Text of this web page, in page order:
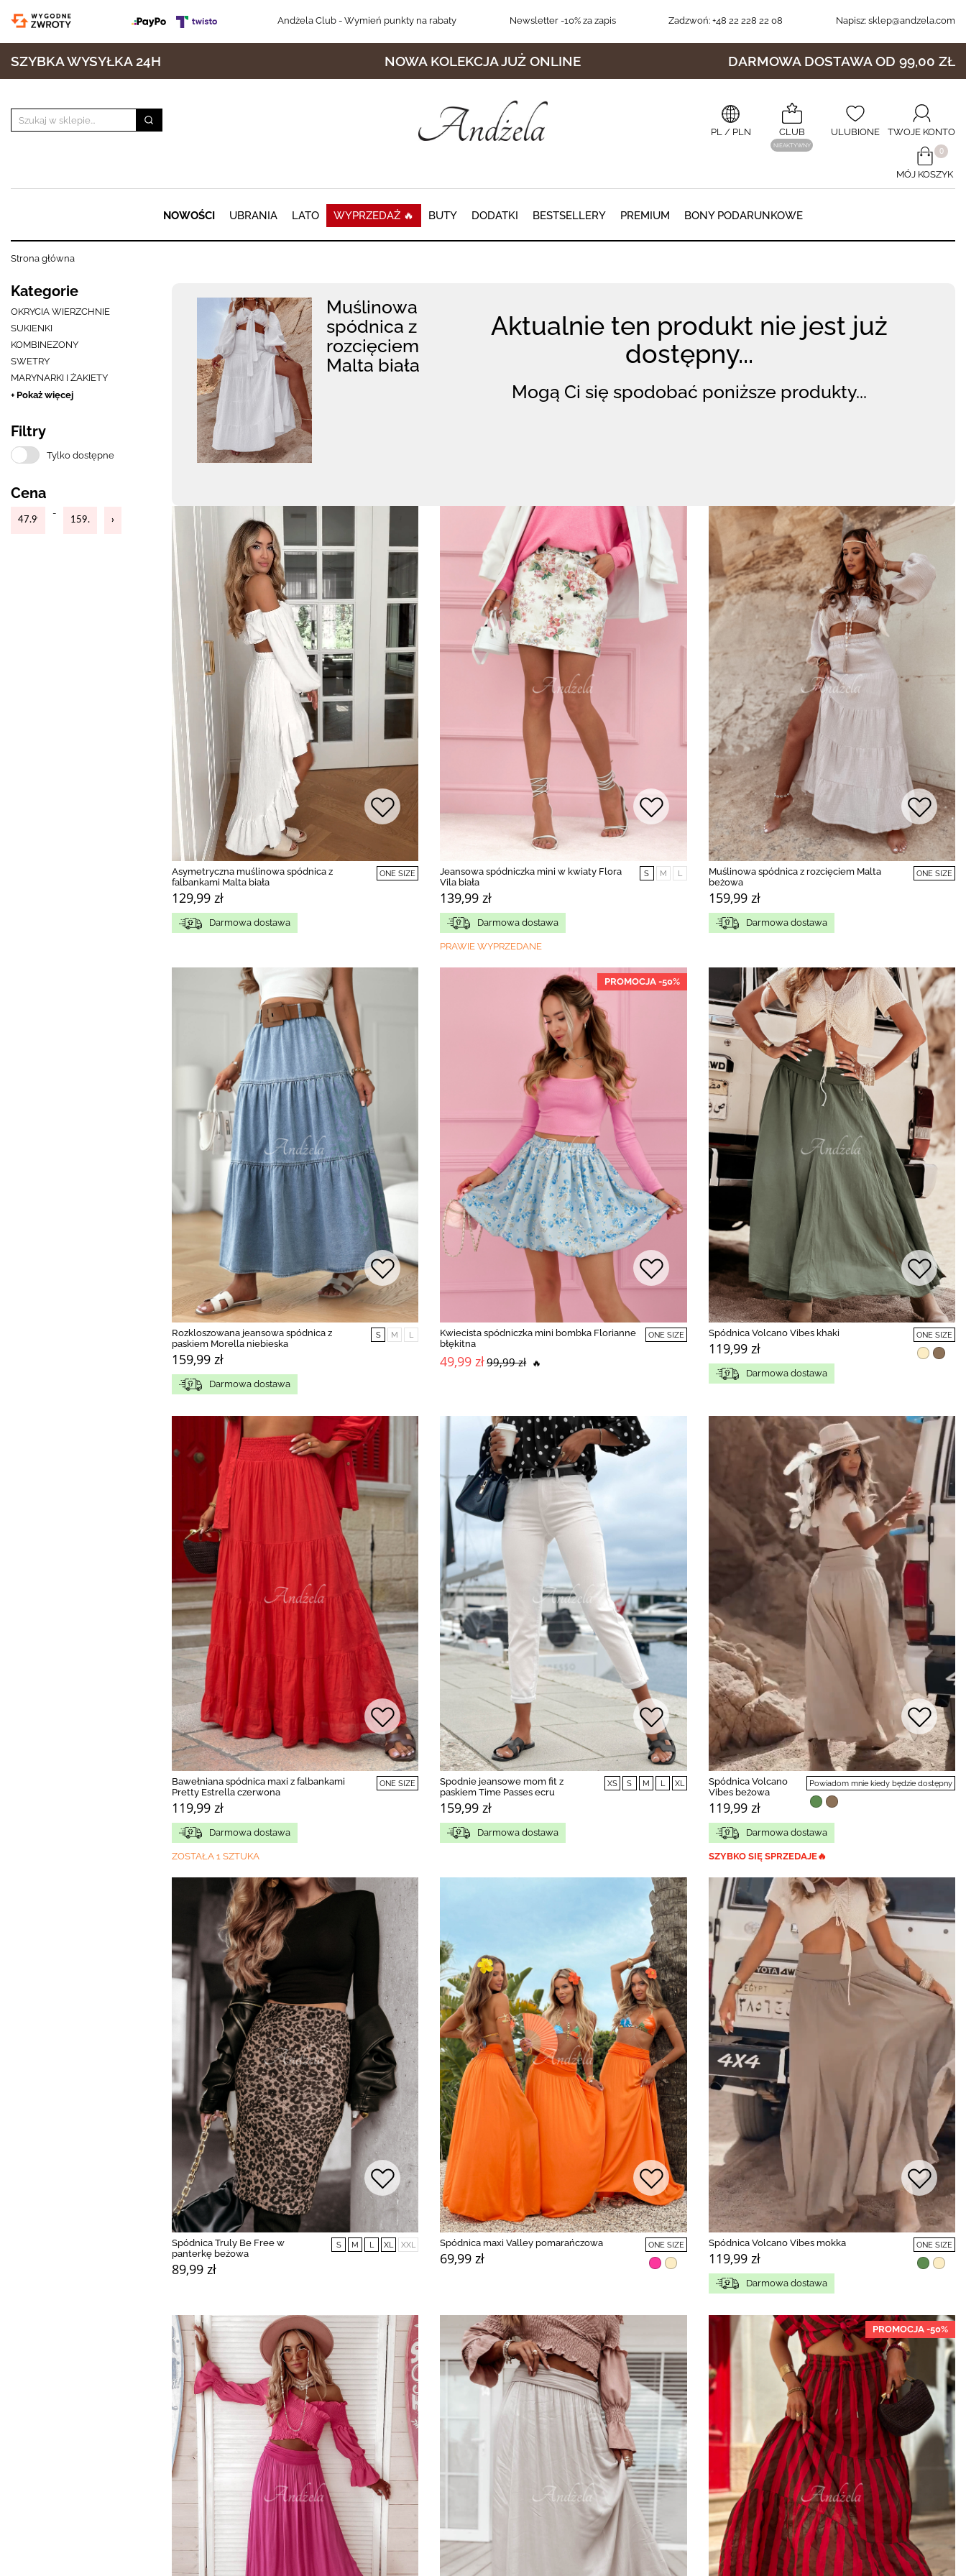
Andżela Club- Wymień punkty na rabaty Newsletter-10% za zapis Zadzwoń: +48 22 228 22 08 Napisz: sklep@andzela.com
SZYBKA WYSYŁKA 24H NOWA KOLEKCJA JUŻ ONLINE DARMOWA DOSTAWA OD 99,00 ZŁ
PL/ PLN CLUB
NIEAKTYWNY
ULUBIONE TWOJE KONTO
​0
MÓJ KOSZYK
NOWOŚCI UBRANIA LATO WYPRZEDAŻ 🔥 BUTY DODATKI BESTSELLERY PREMIUM BONY PODARUNKOWE
Strona główna
Kategorie
OKRYCIA WIERZCHNIE
SUKIENKI
KOMBINEZONY
SWETRY
MARYNARKI I ŻAKIETY
+ Pokaż więcej
Filtry
Tylko dostępne
Cena
-
Muślinowa
spódnica z
rozcięciem
Malta biała
Aktualnie ten produkt nie jest już
dostępny...
Mogą Ci się spodobać poniższe produkty...
Asymetryczna muślinowa spódnica z
falbankami Malta biała
129,99 zł
ONE SIZE
Darmowa dostawa
Jeansowa spódniczka mini w kwiaty Flora
Vila biała
139,99 zł
S M L
Darmowa dostawa
PRAWIE WYPRZEDANE
Muślinowa spódnica z rozcięciem Malta
beżowa
159,99 zł
ONE SIZE
Darmowa dostawa
Rozkloszowana jeansowa spódnica z
paskiem Morella niebieska
159,99 zł
S M L
Darmowa dostawa
PROMOCJA -50%
Kwiecista spódniczka mini bombka Florianne
błękitna
49,99 zł99,99 zł 🔥
ONE SIZE Spódnica Volcano Vibes khaki
119,99 zł
ONE SIZE
Darmowa dostawa
Bawełniana spódnica maxi z falbankami
Pretty Estrella czerwona
119,99 zł
ONE SIZE
Darmowa dostawa
ZOSTAŁA 1 SZTUKA
Spodnie jeansowe mom fit z
paskiem Time Passes ecru
159,99 zł
XS S M L XL
Darmowa dostawa
BESTSELLER
Spódnica Volcano
Vibes beżowa
119,99 zł
Powiadom mnie kiedy będzie dostępny
Darmowa dostawa
SZYBKO SIĘ SPRZEDAJE🔥
Spódnica Truly Be Free w
panterkę beżowa
89,99 zł
S M L XL XXL Spódnica maxi Valley pomarańczowa
69,99 zł
ONE SIZE Spódnica Volcano Vibes mokka
119,99 zł
ONE SIZE
Darmowa dostawa
PROMOCJA -50%